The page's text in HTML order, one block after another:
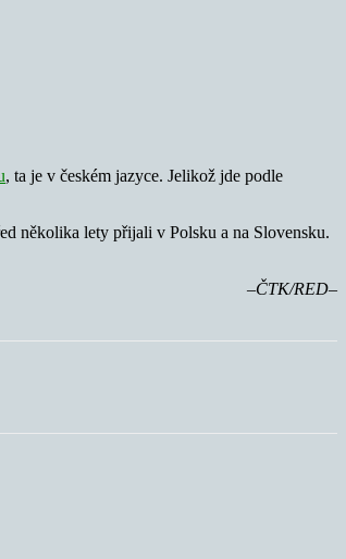
, ta je v českém jazyce. Jelikož jde podle
několika lety přijali v Polsku a na Slovensku.
–ČTK/RED–